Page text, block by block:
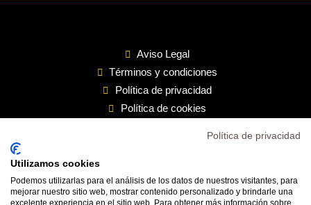
Aviso Legal
Términos y condiciones
Política de privacidad
Política de cookies
Contacto
Política de privacidad
Utilizamos cookies
Podemos utilizarlas para el análisis de los datos de nuestros visitantes, para
mejorar nuestro sitio web, mostrar contenido personalizado y brindarle una
excelente experiencia en el sitio web. Para obtener más información sobre